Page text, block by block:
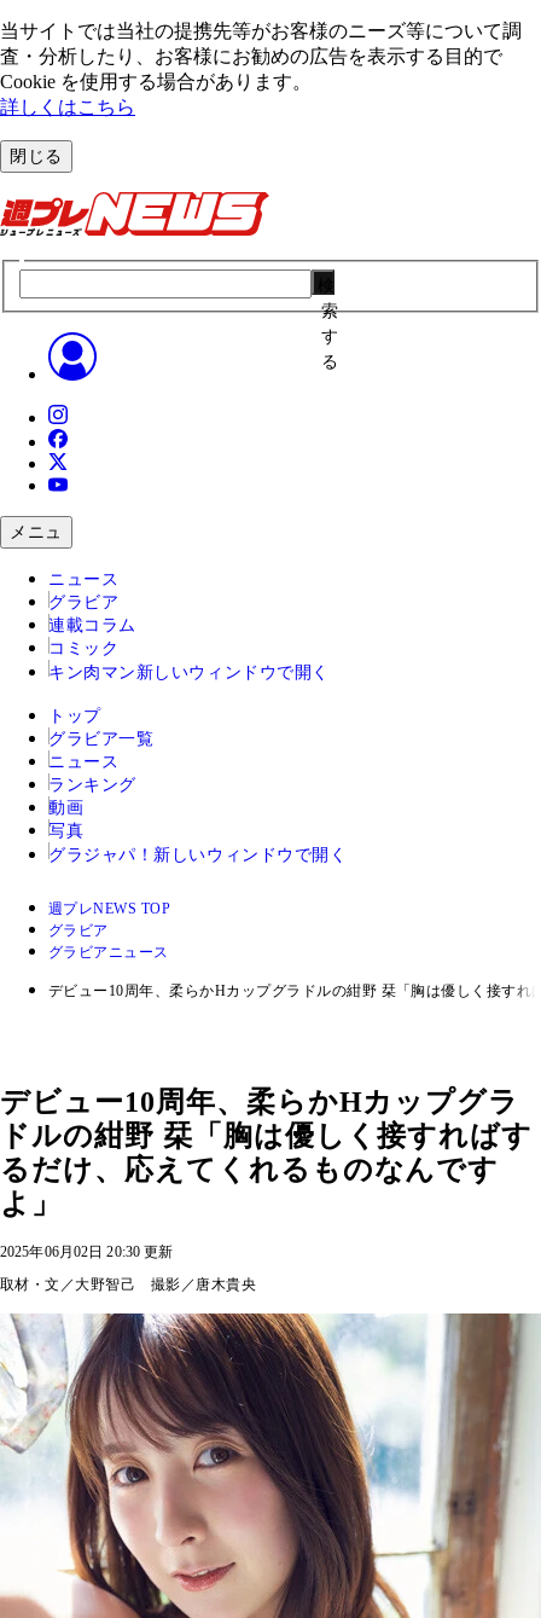
当サイトでは当社の提携先等がお客様のニーズ等について調
査・分析したり、お客様にお勧めの広告を表⽰する⽬的で
Cookie を使⽤する場合があります。
詳しくはこちら
閉じる
索
す
る
メニュ
ニュース
グラビア
連載コラム
コミック
キン肉マン 新しいウィンドウで開く
トップ
グラビア一覧
ニュース
ランキング
動画
写真
グラジャパ！ 新しいウィンドウで開く
週プレNEWS TOP
グラビア
グラビアニュース
デビュー10周年、柔らかHカップグラドルの紺野 栞「胸は優しく接す
デビュー10周年、柔らかHカップグラ
ドルの紺野 栞「胸は優しく接すればす
るだけ、応えてくれるものなんです
よ」
2025年06月02日 20:30 更新
取材・文／大野智己 撮影／唐木貴央